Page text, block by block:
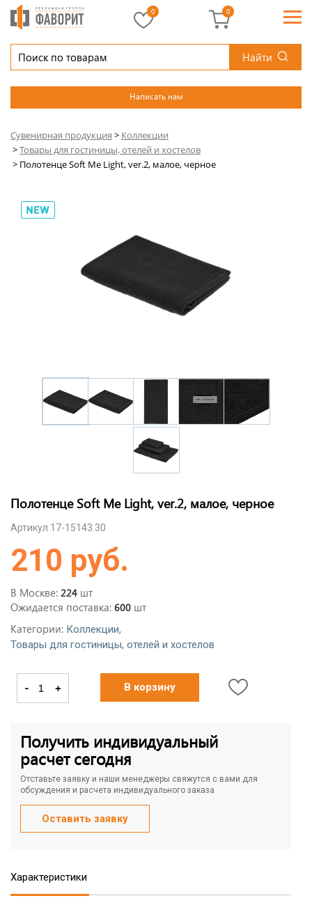
Найти
Написать нам
0 0
Сувенирная продукция > Коллекции
>Товары для гостиницы, отелей и хостелов
> Полотенце Soft Me Light, ver.2, малое, черное
Полотенце Soft Me Light, ver.2, малое, черное
Артикул 17-15143.30
210 руб.
В Москве: 224 шт
Ожидается поставка: 600 шт
Категории: Коллекции,
Товары для гостиницы, отелей и хостелов
- + В корзину
Получить индивидуальный
расчет сегодня
Отставьте заявку и наши менеджеры свяжутся с вами для
обсуждения и расчета индивидуального заказа
Оставить заявку
Характеристики